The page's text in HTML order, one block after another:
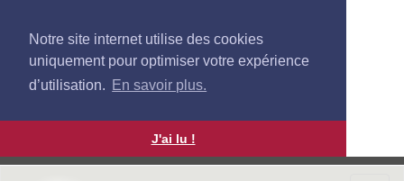
Notre site internet utilise des cookies
uniquement pour optimiser votre expérience
d’utilisation. En savoir plus.
J'ai lu !
Aller